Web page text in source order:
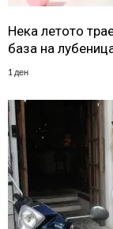
Нека летото
база на
1 ден